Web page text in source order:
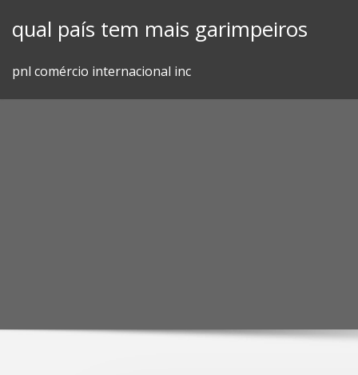
qual país tem mais garimpeiros
pnl comércio internacional inc